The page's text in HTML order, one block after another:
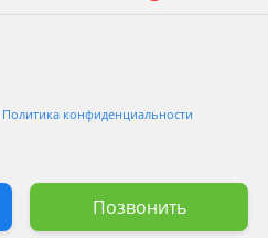
Позвонить
Политика конфиденциальности